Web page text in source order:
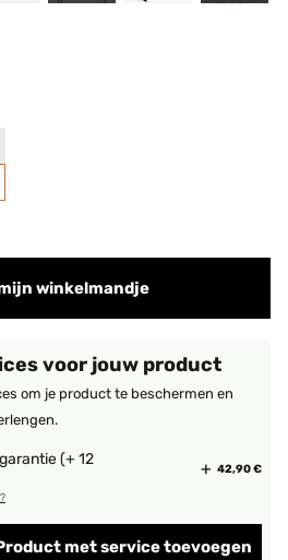
winkelmandje
voor jouw product
om je product te beschermen en
(+ 12
42,90 €
met service toevoegen